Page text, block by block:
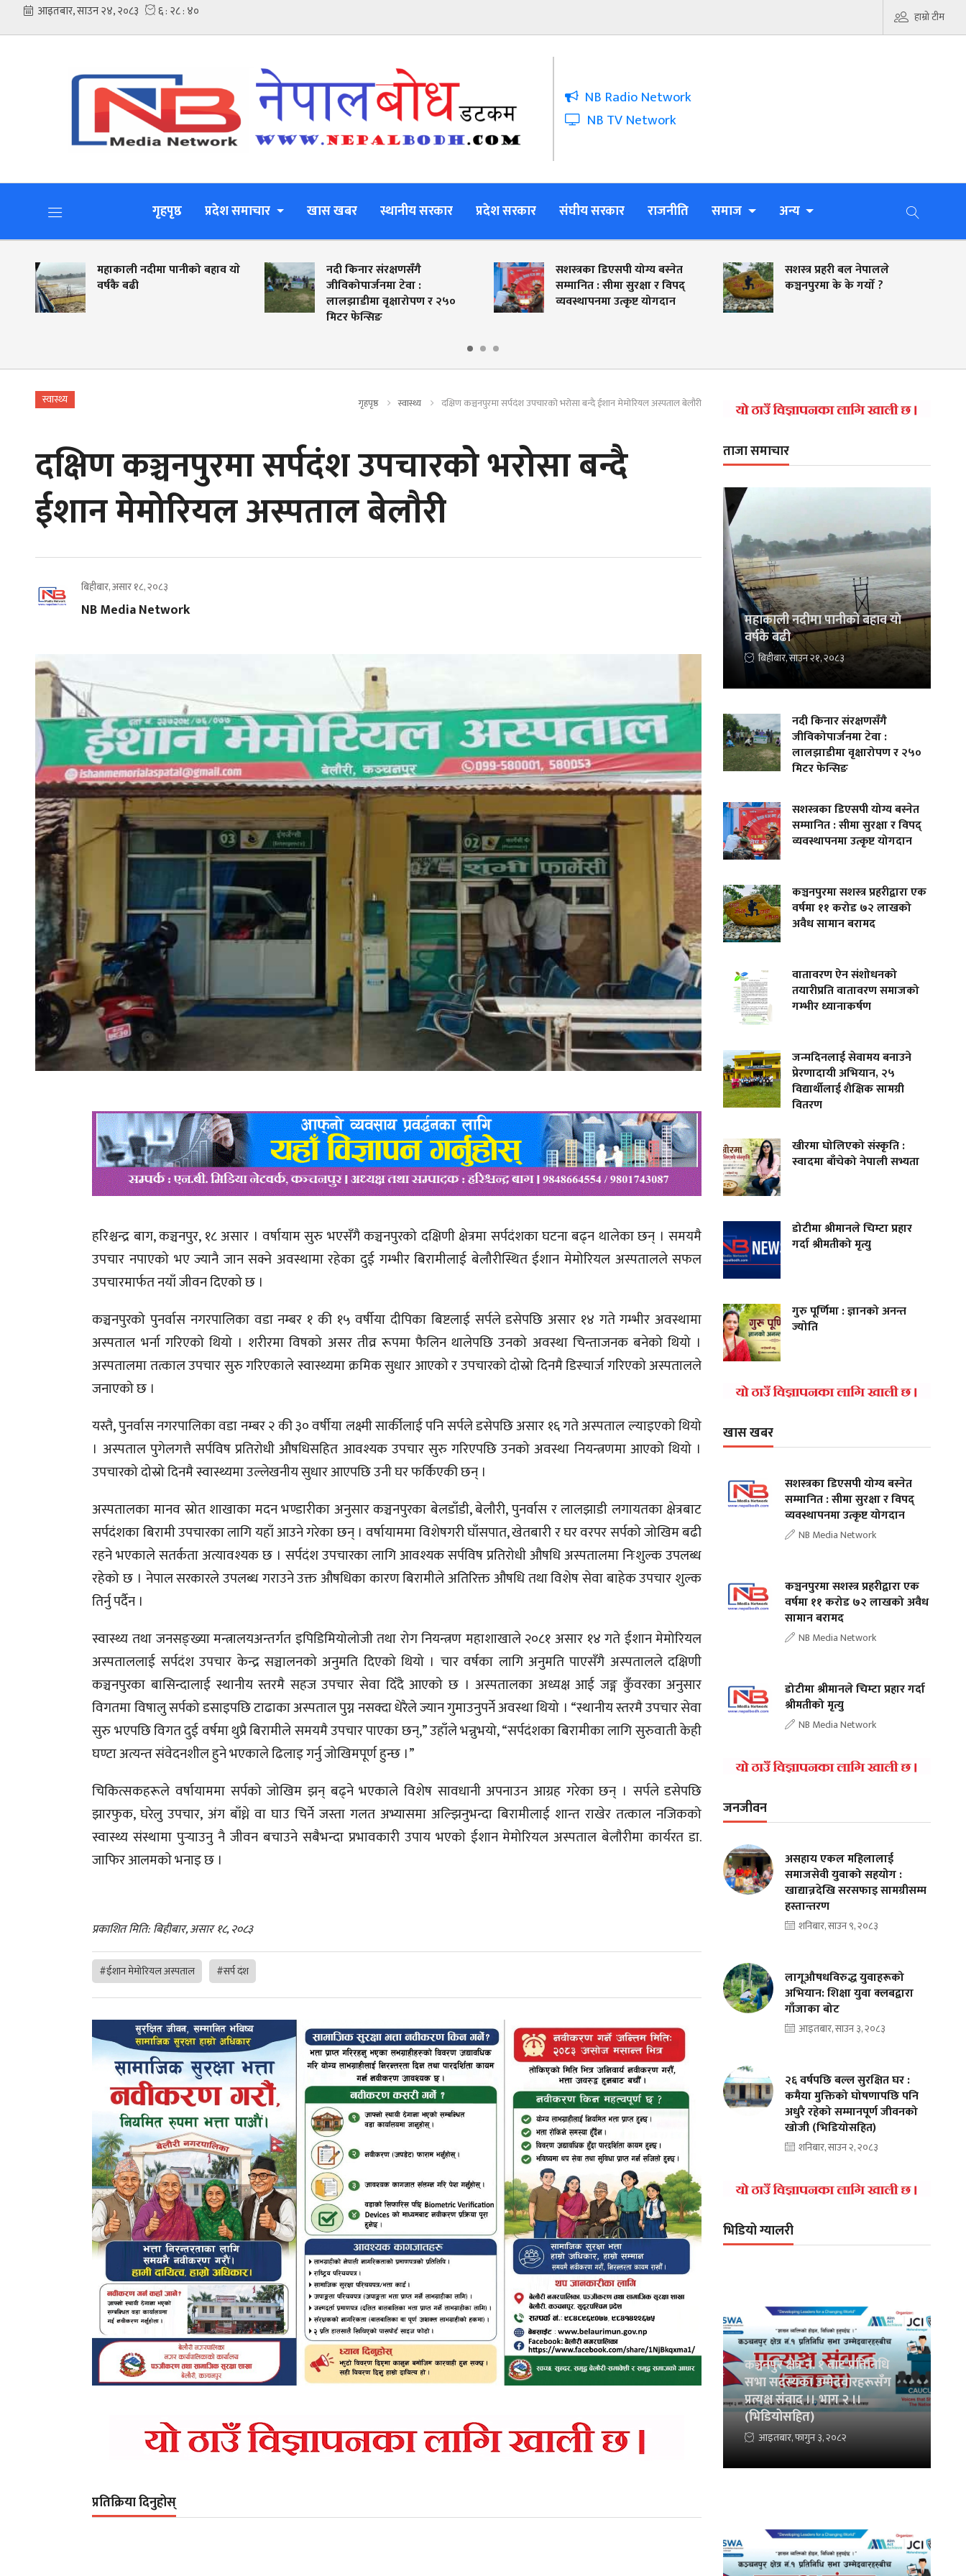
हाम्रो टीम
NB Radio Network
NB TV Network
गृहपृष्ठ प्रदेश समाचार खास खबर स्थानीय सरकार प्रदेश सरकार संघीय सरकार राजनीति समाज अन्य
महाकाली नदीमा पानीको बहाव याे
वर्षकै बढी
नदी किनार संरक्षणसँगै
जीविकोपार्जनमा टेवा :
लालझाडीमा वृक्षारोपण र २५०
मिटर फेन्सिङ
सशस्त्रका डिएसपी योग्य बस्नेत
सम्मानित : सीमा सुरक्षा र विपद्
व्यवस्थापनमा उत्कृष्ट योगदान
सशस्त्र प्रहरी बल नेपालले
कञ्चनपुरमा के के गर्याे ?
स्वास्थ्य गृहपृष्ठ स्वास्थ्य दक्षिण कञ्चनपुरमा सर्पदंश उपचारको भरोसा बन्दै ईशान मेमोरियल अस्पताल बेलाैरी
दक्षिण कञ्चनपुरमा सर्पदंश उपचारको भरोसा बन्दै
ईशान मेमोरियल अस्पताल बेलाैरी
बिहीबार, असार १८, २०८३
NB Media Network
हरिश्चन्द्र बाग, कञ्चनपुर, १८ असार । वर्षायाम सुरु भएसँगै कञ्चनपुरको दक्षिणी क्षेत्रमा सर्पदंशका घटना बढ्न थालेका छन् । समयमै
उपचार नपाएको भए ज्यानै जान सक्ने अवस्थामा रहेका दुई गम्भीर बिरामीलाई बेलौरीस्थित ईशान मेमोरियल अस्पतालले सफल
उपचारमार्फत नयाँ जीवन दिएको छ ।
कञ्चनपुरको पुनर्वास नगरपालिका वडा नम्बर १ की १५ वर्षीया दीपिका बिष्टलाई सर्पले डसेपछि असार १४ गते गम्भीर अवस्थामा
अस्पताल भर्ना गरिएको थियो । शरीरमा विषको असर तीव्र रूपमा फैलिन थालेपछि उनको अवस्था चिन्ताजनक बनेको थियो ।
अस्पतालमा तत्काल उपचार सुरु गरिएकाले स्वास्थ्यमा क्रमिक सुधार आएको र उपचारको दोस्रो दिनमै डिस्चार्ज गरिएको अस्पतालले
जनाएको छ ।
यस्तै, पुनर्वास नगरपालिका वडा नम्बर २ की ३० वर्षीया लक्ष्मी सार्कीलाई पनि सर्पले डसेपछि असार १६ गते अस्पताल ल्याइएको थियो
। अस्पताल पुगेलगत्तै सर्पविष प्रतिरोधी औषधिसहित आवश्यक उपचार सुरु गरिएपछि उनको अवस्था नियन्त्रणमा आएको थियो ।
उपचारको दोस्रो दिनमै स्वास्थ्यमा उल्लेखनीय सुधार आएपछि उनी घर फर्किएकी छन् ।
अस्पतालका मानव स्रोत शाखाका मदन भण्डारीका अनुसार कञ्चनपुरका बेलडाँडी, बेलौरी, पुनर्वास र लालझाडी लगायतका क्षेत्रबाट
सर्पदंशका बिरामी उपचारका लागि यहाँ आउने गरेका छन् । वर्षायाममा विशेषगरी घाँसपात, खेतबारी र घर वरपर सर्पको जोखिम बढी
रहने भएकाले सतर्कता अत्यावश्यक छ । सर्पदंश उपचारका लागि आवश्यक सर्पविष प्रतिरोधी औषधि अस्पतालमा निःशुल्क उपलब्ध
रहेको छ । नेपाल सरकारले उपलब्ध गराउने उक्त औषधिका कारण बिरामीले अतिरिक्त औषधि तथा विशेष सेवा बाहेक उपचार शुल्क
तिर्नु पर्दैन ।
स्वास्थ्य तथा जनसङ्ख्या मन्त्रालयअन्तर्गत इपिडिमियोलोजी तथा रोग नियन्त्रण महाशाखाले २०८१ असार १४ गते ईशान मेमोरियल
अस्पताललाई सर्पदंश उपचार केन्द्र सञ्चालनको अनुमति दिएको थियो । चार वर्षका लागि अनुमति पाएसँगै अस्पतालले दक्षिणी
कञ्चनपुरका बासिन्दालाई स्थानीय स्तरमै सहज उपचार सेवा दिँदै आएको छ । अस्पतालका अध्यक्ष आई जङ्ग कुँवरका अनुसार
विगतमा विषालु सर्पको डसाइपछि टाढाका अस्पताल पुग्न नसक्दा धेरैले ज्यान गुमाउनुपर्ने अवस्था थियो । “स्थानीय स्तरमै उपचार सेवा
सुरु भएपछि विगत दुई वर्षमा थुप्रै बिरामीले समयमै उपचार पाएका छन्,” उहाँले भन्नुभयो, “सर्पदंशका बिरामीका लागि सुरुवाती केही
घण्टा अत्यन्त संवेदनशील हुने भएकाले ढिलाइ गर्नु जोखिमपूर्ण हुन्छ ।”
चिकित्सकहरूले वर्षायाममा सर्पको जोखिम झन् बढ्ने भएकाले विशेष सावधानी अपनाउन आग्रह गरेका छन् । सर्पले डसेपछि
झारफुक, घरेलु उपचार, अंग बाँध्ने वा घाउ चिर्ने जस्ता गलत अभ्यासमा अल्झिनुभन्दा बिरामीलाई शान्त राखेर तत्काल नजिकको
स्वास्थ्य संस्थामा पुर्‍याउनु नै जीवन बचाउने सबैभन्दा प्रभावकारी उपाय भएको ईशान मेमोरियल अस्पताल बेलाैरीमा कार्यरत डा.
जाफिर आलमकाे भनाइ छ ।
प्रकाशित मिति: बिहीबार, असार १८, २०८३
#ईशान मेमोरियल अस्पताल #सर्प दंश
प्रतिक्रिया दिनुहोस्
ताजा समाचार
महाकाली नदीमा पानीको बहाव याे
वर्षकै बढी
बिहीबार, साउन २१, २०८३
नदी किनार संरक्षणसँगै
जीविकोपार्जनमा टेवा :
लालझाडीमा वृक्षारोपण र २५०
मिटर फेन्सिङ
सशस्त्रका डिएसपी योग्य बस्नेत
सम्मानित : सीमा सुरक्षा र विपद्
व्यवस्थापनमा उत्कृष्ट योगदान
कञ्चनपुरमा सशस्त्र प्रहरीद्वारा एक
वर्षमा ११ करोड ७२ लाखको
अवैध सामान बरामद
वातावरण ऐन संशोधनको
तयारीप्रति वातावरण समाजको
गम्भीर ध्यानाकर्षण
जन्मदिनलाई सेवामय बनाउने
प्रेरणादायी अभियान, २५
विद्यार्थीलाई शैक्षिक सामग्री
वितरण
खीरमा घोलिएको संस्कृति :
स्वादमा बाँचेको नेपाली सभ्यता
डोटीमा श्रीमानले चिम्टा प्रहार
गर्दा श्रीमतीको मृत्यु
गुरु पूर्णिमा : ज्ञानको अनन्त
ज्योति
खास खबर
सशस्त्रका डिएसपी योग्य बस्नेत
सम्मानित : सीमा सुरक्षा र विपद्
व्यवस्थापनमा उत्कृष्ट योगदान
NB Media Network
कञ्चनपुरमा सशस्त्र प्रहरीद्वारा एक
वर्षमा ११ करोड ७२ लाखको अवैध
सामान बरामद
NB Media Network
डोटीमा श्रीमानले चिम्टा प्रहार गर्दा
श्रीमतीको मृत्यु
NB Media Network
जनजीवन
असहाय एकल महिलालाई
समाजसेवी युवाको सहयोग :
खाद्यान्नदेखि सरसफाइ सामग्रीसम्म
हस्तान्तरण
शनिबार, साउन ९, २०८३
लागूऔषधविरुद्ध युवाहरूको
अभियान: शिक्षा युवा क्लबद्वारा
गाँजाका बोट
आइतबार, साउन ३, २०८३
२६ वर्षपछि बल्ल सुरक्षित घर :
कमैया मुक्तिको घोषणापछि पनि
अधुरै रहेको सम्मानपूर्ण जीवनको
खोजी (भिडियोसहित)
शनिबार, साउन २, २०८३
भिडियो ग्यालरी
कञ्चनपुर क्षेत्र नं. १ बाट प्रतिनिधि
सभा सदस्यका उम्मेदवारहरूसँग
प्रत्यक्ष संवाद ।। भाग २ ।।
(भिडियोसहित)
आइतबार, फागुन ३, २०८२